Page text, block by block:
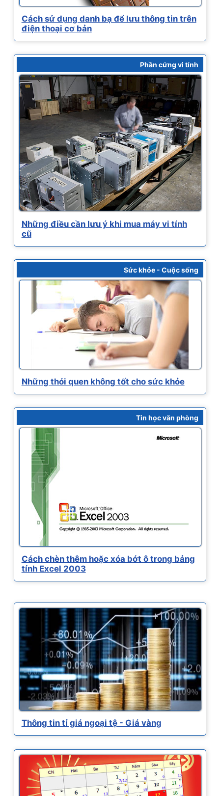
Cách sử dụng danh bạ để lưu thông tin trên
điện thoại cơ bản
Phần cứng vi tính
Những điều cần lưu ý khi mua máy vi tính
cũ
Sức khỏe - Cuộc sống
Những thói quen không tốt cho sức khỏe
Tin học văn phòng
Cách chèn thêm hoặc xóa bớt ô trong bảng
tính Excel 2003
Thông tin tỉ giá ngoại tệ - Giá vàng